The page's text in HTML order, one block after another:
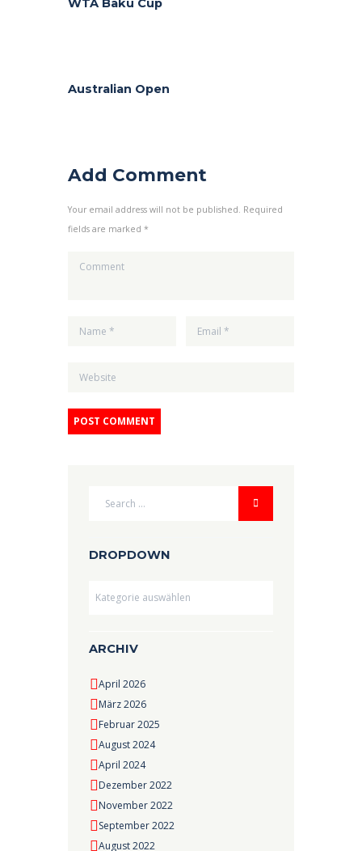
WTA Baku Cup
Australian Open
Add Comment
Your email address will not be published. Required
fields are marked *
DROPDOWN
ARCHIV
April 2026
März 2026
Februar 2025
August 2024
April 2024
Dezember 2022
November 2022
September 2022
August 2022